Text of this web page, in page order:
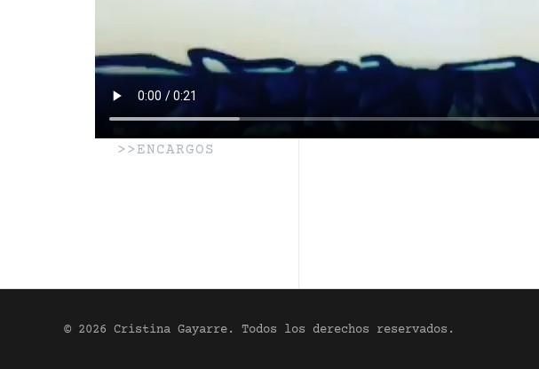
>>ENCARGOS
© 2026 Cristina Gayarre. Todos los derechos reservados.